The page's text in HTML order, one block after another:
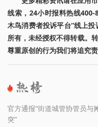
线索，24小时报料热线
木鸟消费者投诉平台”线上
所有，未经授权不得转载。
尊重原创的行为我们将追究责
官方通报“街道城管协管员与
突”